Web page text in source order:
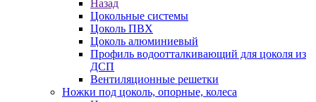
Назад
Цокольные системы
Цоколь ПВХ
Цоколь алюминиевый
Профиль водоотталкивающий для цоколя из
ДСП
Вентиляционные решетки
Ножки под цоколь, опорные, колеса